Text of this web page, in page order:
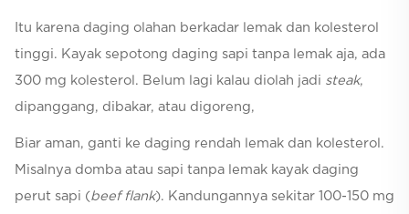
Itu karena daging olahan berkadar lemak dan kolesterol
tinggi. Kayak sepotong daging sapi tanpa lemak aja, ada
300 mg kolesterol. Belum lagi kalau diolah jadi steak,
dipanggang, dibakar, atau digoreng,
Biar aman, ganti ke daging rendah lemak dan kolesterol.
Misalnya domba atau sapi tanpa lemak kayak daging
perut sapi (beef flank). Kandungannya sekitar 100-150 mg